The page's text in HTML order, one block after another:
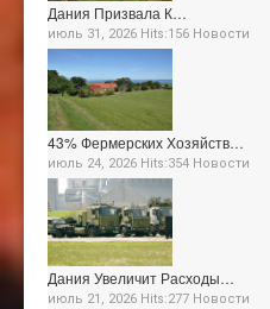
Дания Призвала К…
июль 31, 2026 Hits:156 Новости
43% Фермерских Хозяйств…
июль 24, 2026 Hits:354 Новости
Дания Увеличит Расходы…
июль 21, 2026 Hits:277 Новости